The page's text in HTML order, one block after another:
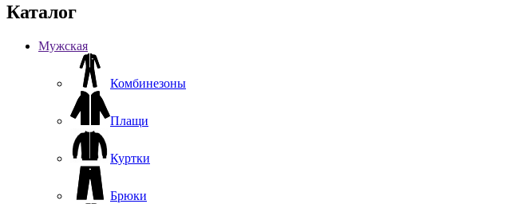
Каталог
Мужская
Комбинезоны
Плащи
Куртки
Брюки